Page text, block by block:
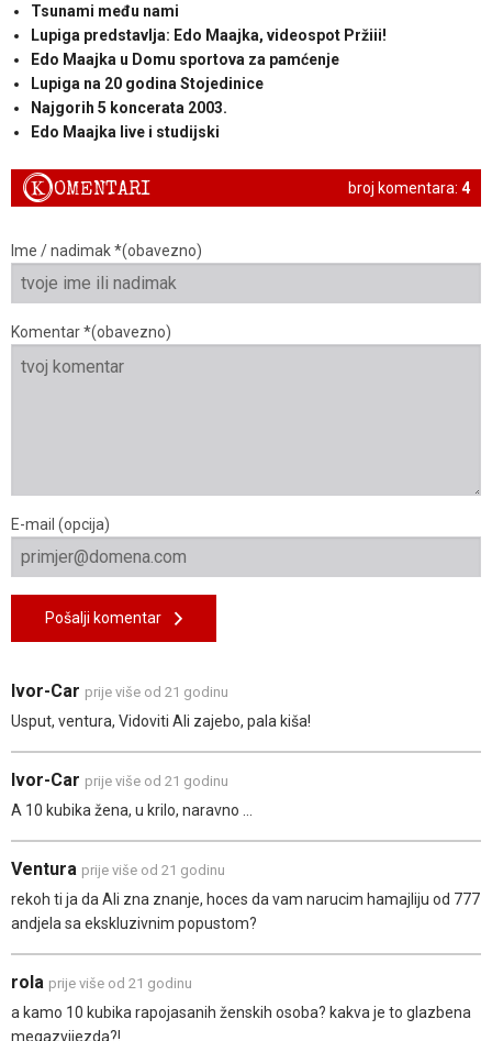
Tsunami među nami
Lupiga predstavlja: Edo Maajka, videospot Pržiii!
Edo Maajka u Domu sportova za pamćenje
Lupiga na 20 godina Stojedinice
Najgorih 5 koncerata 2003.
Edo Maajka live i studijski
broj komentara: 4
KOMENTARI
Ime / nadimak *(obavezno)
Komentar *(obavezno)
E-mail (opcija)
Pošalji komentar
Ivor-Car prije više od 21 godinu
Usput, ventura, Vidoviti Ali zajebo, pala kiša!
Ivor-Car prije više od 21 godinu
A 10 kubika žena, u krilo, naravno ...
Ventura prije više od 21 godinu
rekoh ti ja da Ali zna znanje, hoces da vam narucim hamajliju od 777
andjela sa ekskluzivnim popustom?
rola prije više od 21 godinu
a kamo 10 kubika rapojasanih ženskih osoba? kakva je to glazbena
megazvijezda?!